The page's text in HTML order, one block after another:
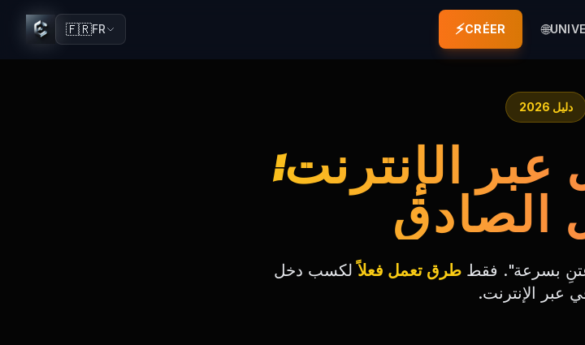
🇫🇷FR ⚡CRÉER 🌐
دليل 2026
الإنترنت:
الصادق
بسرعة". فقططرق تعمل فعلاًلكسب دخل
عبر الإنترنت.